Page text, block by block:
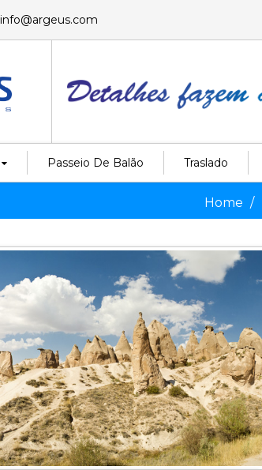
info@argeus.com
Passeio De Balão Traslado
Home